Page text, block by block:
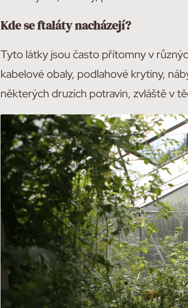
Kde se ftaláty nacházejí?
Tyto látky jsou často přítomny v
kabelové obaly, podlahové krytiny,
některých druzích potravin, zvláště v